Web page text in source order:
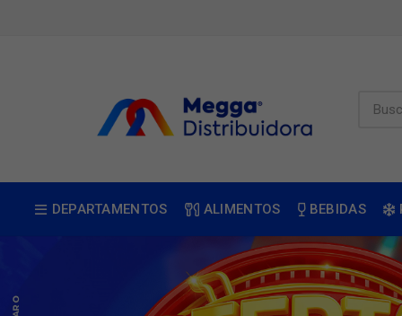
DEPARTAMENTOS ALIMENTOS BEBIDAS